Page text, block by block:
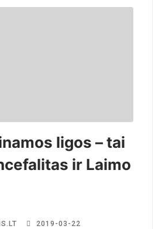
ligos – tai
ir Laimo
2019-03-22